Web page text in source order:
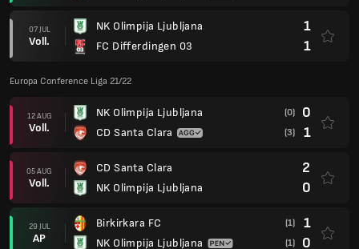
07 JUL
Voll.
NK Olimpija Ljubljana
FC Differdingen 03
1
1
Europa Conference Liga 21/22
12 AUG
Voll.
NK Olimpija Ljubljana
CD Santa Clara
(0) 0
(3) 1
05 AUG
Voll.
CD Santa Clara
NK Olimpija Ljubljana
2
0
29 JUL
AP
Birkirkara FC
NK Olimpija Ljubljana
(1) 1
(1) 0